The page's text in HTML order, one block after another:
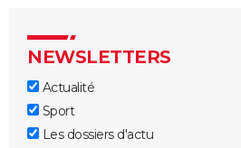
NEWSLETTERS
Actualité
Sport
Les dossiers d'actu